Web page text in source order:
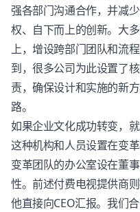
强各部门沟通合作，并减
权、自下而上的创新。大
上，增设跨部门团队和流
到，很多公司为此设置了
责，确保设计和实施的新
路。
如果企业文化成功转变，
这种机构和人员设置在变
变革团队的办公室设在董
性。前述付费电视提供商
他直接向CEO汇报。我们